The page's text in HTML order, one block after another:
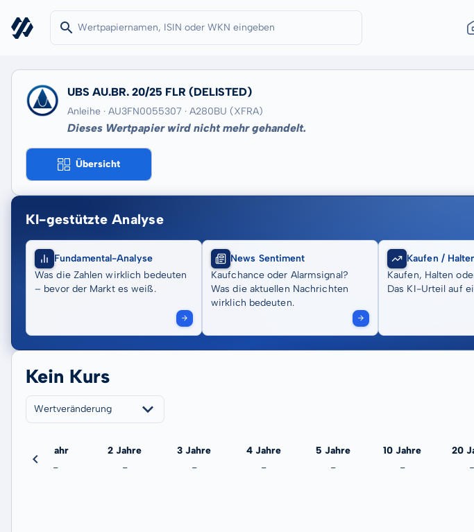
UBS AU.BR. 20/25 FLR (DELISTED)
Anleihe · AU3FN0055307 · A280BU (XFRA)
Dieses Wertpapier wird nicht mehr gehandelt.
Übersicht
KI-gestützte Analyse
Fundamental-Analyse
Was die Zahlen wirklich bedeuten
– bevor der Markt es weiß.
News Sentiment
Kaufchance oder Alarmsignal?
Was die aktuellen Nachrichten
wirklich bedeuten.
Kaufen /
Kaufen, Halten
Das KI-Urteil auf
Kein Kurs
Wertveränderung
1 Jahr
-
2 Jahre
-
3 Jahre
-
4 Jahre
-
5 Jahre
-
10 Jahre
-
20
-